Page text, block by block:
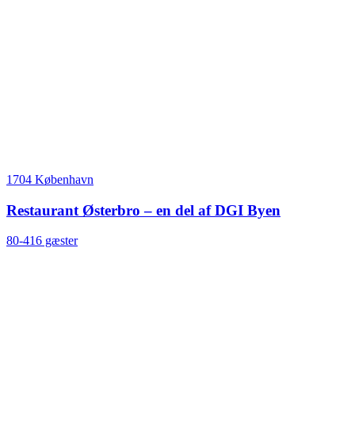
1704 København
Restaurant Østerbro – en del af DGI Byen
80-416 gæster